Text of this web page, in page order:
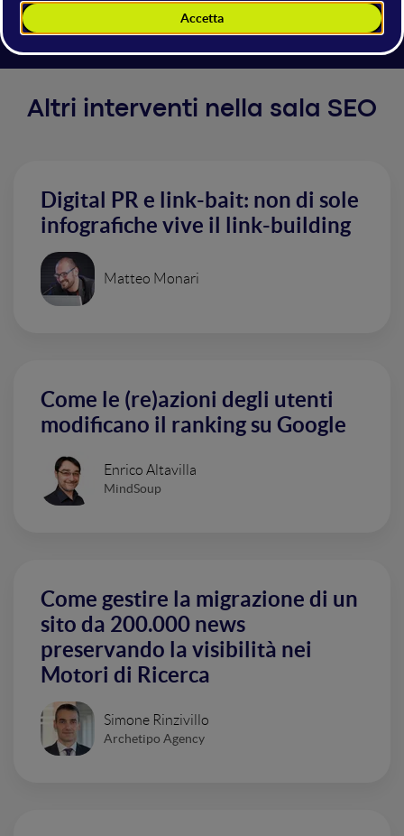
suo mandante.
Altri interventi nella sala SEO
Digital PR e link-bait: non di sole
infografiche vive il link-building
Matteo Monari
Come le (re)azioni degli utenti
modificano il ranking su Google
Enrico Altavilla
MindSoup
Come gestire la migrazione di un
sito da 200.000 news
preservando la visibilità nei
Motori di Ricerca
Simone Rinzivillo
Archetipo Agency